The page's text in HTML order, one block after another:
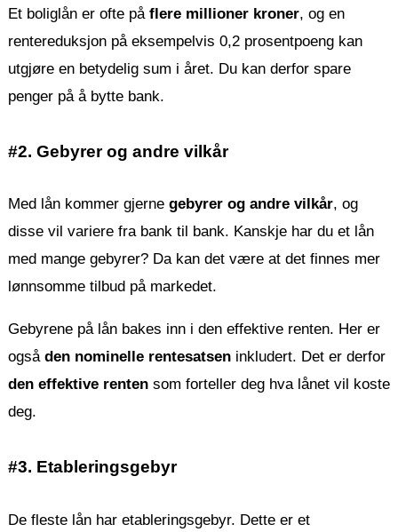
Et boliglån er ofte på flere millioner kroner, og en
rentereduksjon på eksempelvis 0,2 prosentpoeng kan
utgjøre en betydelig sum i året. Du kan derfor spare
penger på å bytte bank.
#2. Gebyrer og andre vilkår
Med lån kommer gjerne gebyrer og andre vilkår, og
disse vil variere fra bank til bank. Kanskje har du et lån
med mange gebyrer? Da kan det være at det finnes mer
lønnsomme tilbud på markedet.
Gebyrene på lån bakes inn i den effektive renten. Her er
også den nominelle rentesatseninkludert. Det er derfor
den effektive rentensom forteller deg hva lånet vil koste
deg.
#3. Etableringsgebyr
De fleste lån har etableringsgebyr. Dette er et